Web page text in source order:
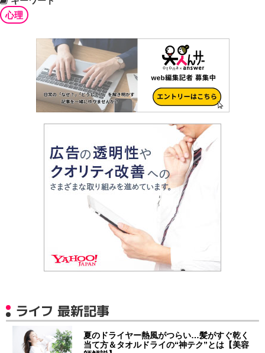
心理
ライフ 最新記事
夏のドライヤー熱風がつらい…髪がすぐ乾く
当て方＆タオルドライの“神テク”とは【美容